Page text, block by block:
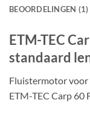
BEOORDELINGEN (1)
ETM-TEC
standaard
Fluistermotor voor
ETM-TEC Carp